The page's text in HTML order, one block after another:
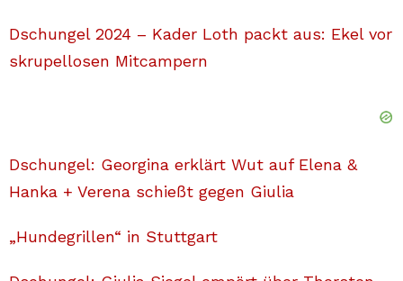
Dschungel 2024 – Kader Loth packt aus: Ekel vor
skrupellosen Mitcampern
Dschungel: Georgina erklärt Wut auf Elena &
Hanka + Verena schießt gegen Giulia
„Hundegrillen“ in Stuttgart